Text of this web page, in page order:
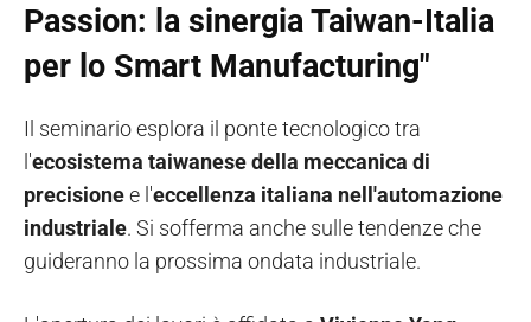
Passion: la sinergia Taiwan-Italia
per lo Smart Manufacturing"
Il seminario esplora il ponte tecnologico tra
l'ecosistema taiwanese della meccanica di
precisionee l'eccellenza italiana nell'automazione
industriale. Si sofferma anche sulle tendenze che
guideranno la prossima ondata industriale.